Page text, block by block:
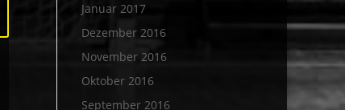
Januar 2017
Dezember 2016
November 2016
Oktober 2016
September 2016